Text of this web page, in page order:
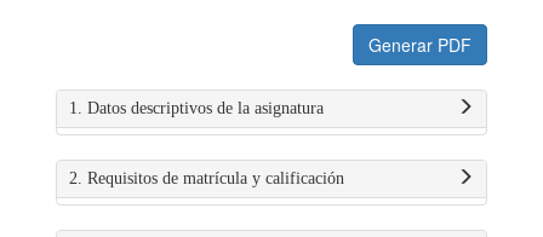
Generar PDF
1. Datos descriptivos de la asignatura
2. Requisitos de matrícula y calificación